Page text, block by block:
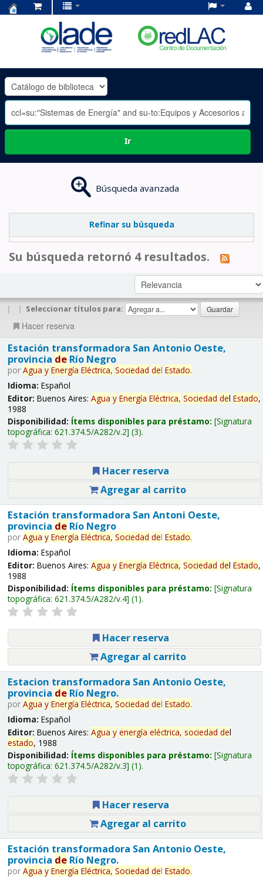
OLADE
-
Ir
Búsqueda avanzada
Refinar su búsqueda
Su búsqueda retornó 4 resultados.
| | Seleccionar títulos para:
Hacer reserva
Estación transformadora San Antonio Oeste,
provincia deRío Negro
por Agua y Energía Eléctrica, Sociedad del Estado.
Idioma: Español
Editor: Buenos Aires: Agua y Energía Eléctrica, Sociedad del Estado,
1988
Disponibilidad: Ítems disponibles para préstamo: Signatura
topográfica: 621.374.5/A282/v.2 (3).
Hacer reserva
Agregar al carrito
Estación transformadora San Antoni Oeste,
provincia deRío Negro
por Agua y Energía Eléctrica, Sociedad del Estado.
Idioma: Español
Editor: Buenos Aires: Agua y Energía Eléctrica, Sociedad del Estado,
1988
Disponibilidad: Ítems disponibles para préstamo: Signatura
topográfica: 621.374.5/A282/v.4 (1).
Hacer reserva
Agregar al carrito
Estacion transformadora San Antonio Oeste,
provincia deRío Negro.
por Agua y Energía Eléctrica, Sociedad del Estado.
Idioma: Español
Editor: Buenos Aires: Agua y energía eléctrica, sociedad del
estado, 1988
Disponibilidad: Ítems disponibles para préstamo: Signatura
topográfica: 621.374.5/A282/v.3 (1).
Hacer reserva
Agregar al carrito
Estación transformadora San Antonio Oeste,
provincia deRío Negro.
por Agua y Energía Eléctrica, Sociedad del Estado.